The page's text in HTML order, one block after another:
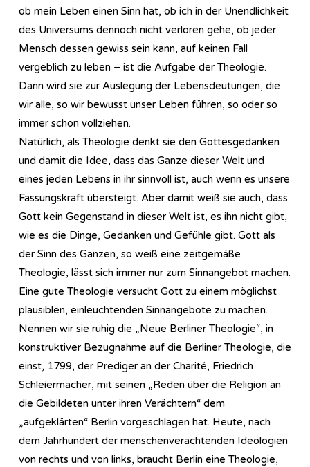
ob mein Leben einen Sinn hat, ob ich in der Unendlichkeit
des Universums dennoch nicht verloren gehe, ob jeder
Mensch dessen gewiss sein kann, auf keinen Fall
vergeblich zu leben – ist die Aufgabe der Theologie.
Dann wird sie zur Auslegung der Lebensdeutungen, die
wir alle, so wir bewusst unser Leben führen, so oder so
immer schon vollziehen.
Natürlich, als Theologie denkt sie den Gottesgedanken
und damit die Idee, dass das Ganze dieser Welt und
eines jeden Lebens in ihr sinnvoll ist, auch wenn es unsere
Fassungskraft übersteigt. Aber damit weiß sie auch, dass
Gott kein Gegenstand in dieser Welt ist, es ihn nicht gibt,
wie es die Dinge, Gedanken und Gefühle gibt. Gott als
der Sinn des Ganzen, so weiß eine zeitgemäße
Theologie, lässt sich immer nur zum Sinnangebot machen.
Eine gute Theologie versucht Gott zu einem möglichst
plausiblen, einleuchtenden Sinnangebote zu machen.
Nennen wir sie ruhig die „Neue Berliner Theologie“, in
konstruktiver Bezugnahme auf die Berliner Theologie, die
einst, 1799, der Prediger an der Charité, Friedrich
Schleiermacher, mit seinen „Reden über die Religion an
die Gebildeten unter ihren Verächtern“ dem
„aufgeklärten“ Berlin vorgeschlagen hat. Heute, nach
dem Jahrhundert der menschenverachtenden Ideologien
von rechts und von links, braucht Berlin eine Theologie,